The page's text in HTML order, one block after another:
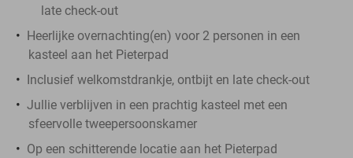
late check-out
Heerlijke overnachting(en) voor 2 personen in een
kasteel aan het Pieterpad
Inclusief welkomstdrankje, ontbijt en late check-out
Jullie verblijven in een prachtig kasteel met een
sfeervolle tweepersoonskamer
Op een schitterende locatie aan het Pieterpad